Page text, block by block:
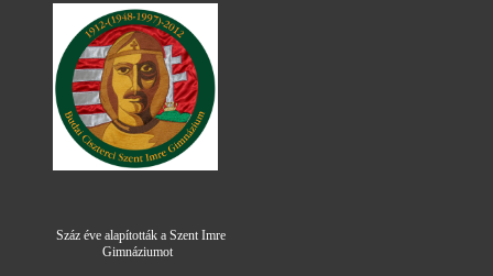
Száz éve alapították a Szent Imre
Gimnáziumot